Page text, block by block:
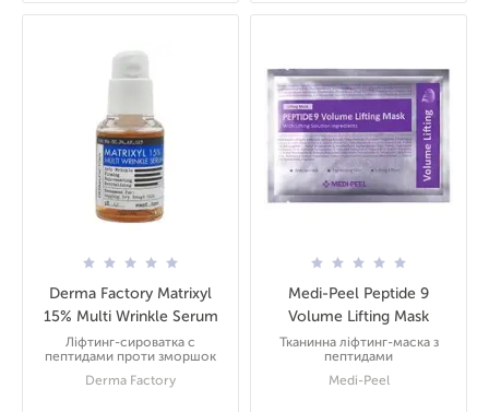
Derma Factory Matrixyl
15% Multi Wrinkle Serum
Ліфтинг-сироватка с
пептидами проти зморшок
Derma Factory
Medi-Peel Peptide 9
Volume Lifting Mask
Тканинна ліфтинг-маска з
пептидами
Medi-Peel